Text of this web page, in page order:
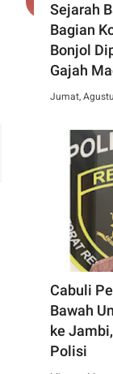
Sejarah
Bagian
Bonjol
Gajah
Jumat,
Cabuli
Bawah
ke
Polisi